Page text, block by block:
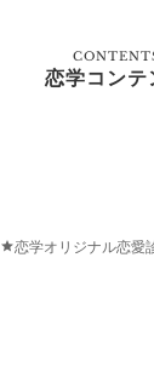
恋学コンテ
恋学オリジナル恋愛